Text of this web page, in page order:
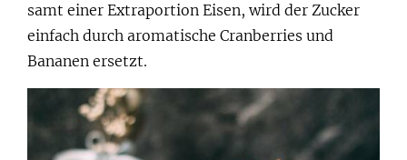
samt einer Extraportion Eisen, wird der Zucker
einfach durch aromatische Cranberries und
Bananen ersetzt.